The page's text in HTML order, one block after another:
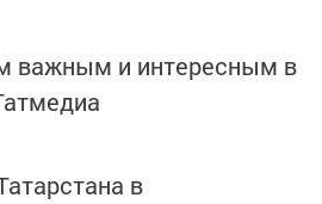
важным и интересным в
в